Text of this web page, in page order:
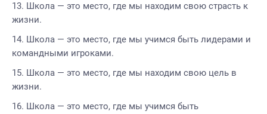
Школа — это место, где мы находим свою страсть к
жизни.
Школа — это место, где мы учимся быть лидерами и
командными игроками.
Школа — это место, где мы находим свою цель в
жизни.
Школа — это место, где мы учимся быть